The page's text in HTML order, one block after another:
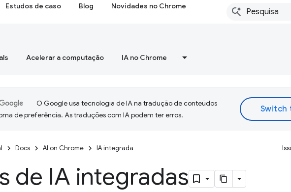
Estudos de caso Blog Novidades no Chrome
Acelerar a computação IA no Chrome
O Google usa tecnologia de IA na tradução de conteúdos
de preferência. As traduções com IA podem ter erros.
Docs AI on Chrome IA integrada
de IA integradas